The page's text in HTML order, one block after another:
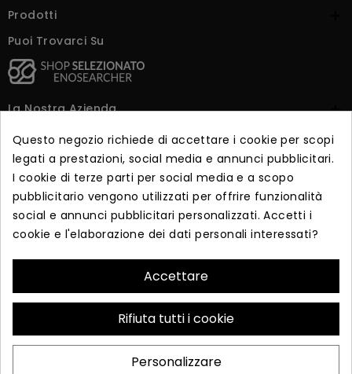
Prodotti
Puoi Trovarci Su
La Nostra Azienda 
Dicono Di Noi 
Iscriviti alla newsletter
Iscriviti per ricevere offerte esclusive e vendite in anteprima.
© 2026 - Realizzato da Essea s.r.l. Via Corrado Alvaro 87043
Questo negozio richiede di accettare i cookie per scopi
legati a prestazioni, social media e annunci pubblicitari.
I cookie di terze parti per social media e a scopo
pubblicitario vengono utilizzati per offrire funzionalità
social e annunci pubblicitari personalizzati. Accetti i
cookie e l'elaborazione dei dati personali interessati?
Accettare
Rifiuta tutti i cookie
Personalizzare